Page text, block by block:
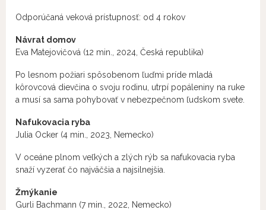
Odporúčaná veková prístupnosť: od 4 rokov
Návrat domov
Eva Matejovičová (12 min., 2024, Česká republika)
Po lesnom požiari spôsobenom ľuďmi príde mladá
kôrovcová dievčina o svoju rodinu, utrpí popáleniny na ruke
a musí sa sama pohybovať v nebezpečnom ľudskom svete.
Nafukovacia ryba
Julia Ocker (4 min., 2023, Nemecko)
V oceáne plnom veľkých a zlých rýb sa nafukovacia ryba
snaží vyzerať čo najväčšia a najsilnejšia.
Žmýkanie
Gurli Bachmann (7 min., 2022, Nemecko)